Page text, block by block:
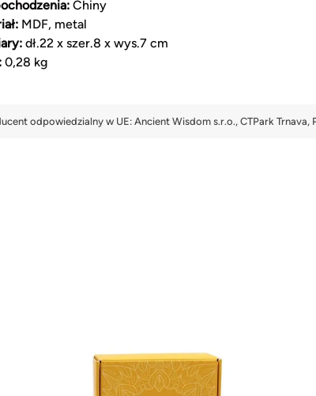
Chiny
MDF, metal
dł.22 x szer.8 x wys.7 cm
0,28 kg